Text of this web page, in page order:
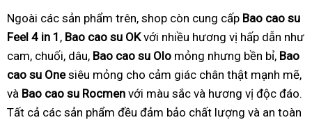
Ngoài các sản phẩm trên, shop còn cung cấp Bao cao su
Feel 4 in 1 , Bao cao su OKvới nhiều hương vị hấp dẫn như
cam, chuối, dâu, Bao cao su Olo mỏng nhưng bền bỉ, Bao
cao su Onesiêu mỏng cho cảm giác chân thật mạnh mẽ,
và Bao cao su Rocmen với màu sắc và hương vị độc đáo.
Tất cả các sản phẩm đều đảm bảo chất lượng và an toàn